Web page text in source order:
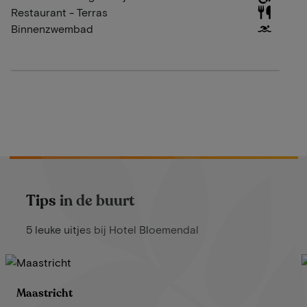
Restaurant - Terras
Binnenzwembad
Tips in de buurt
5 leuke uitjes bij Hotel Bloemendal
Maastricht